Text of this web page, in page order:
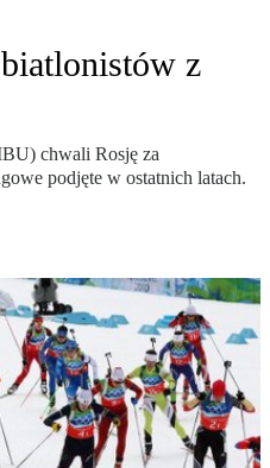
z
chwali Rosję za
podjęte w ostatnich latach.